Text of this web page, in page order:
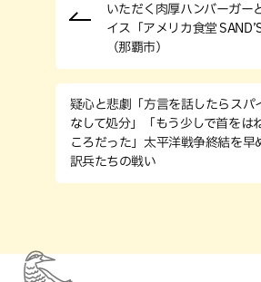
いただく肉厚ハンバーガー
イス「アメリカ食堂
（那覇市）
疑心と悲劇「方言を話したらスパ
なして処分」「もう少しで首をは
ころだった」太平洋戦争終結を早
訳兵たちの戦い